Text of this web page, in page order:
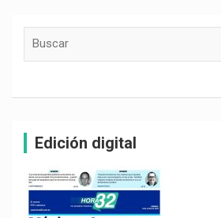
Edición digital